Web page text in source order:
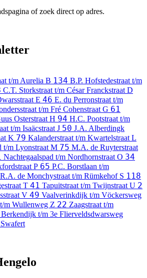
of zoek direct op adres.
t/m Aurelia B 134 B.P. Hofstedestraat t/m
C.T. Storkstraat t/m César Franckstraat D
E 46 E. du Perronstraat t/m
t/m Fré Cohenstraat G 61
Osterstraat H 94 H.C. Pootstraat t/m
t/m Isaäcstraat J 50 J.A. Alberdingk
K 79 Kalanderstraat t/m Kwartelstraat L
t/m Lyonstraat M 75 M.A. de Ruyterstraat
Nachtegaalspad t/m Nordhornstraat O 34
P 65 P.C. Borstlaan t/m
R.A. de Monchystraat t/m Rümkehof S 118
T 41 Tapuitstraat t/m Twijnstraat U 2
V 49 Vaalverinkdijk t/m Vöckersweg
m Wullenweg Z 22 Zaagstraat t/m
Berkendijk t/m 3e Flierveldsdwarsweg